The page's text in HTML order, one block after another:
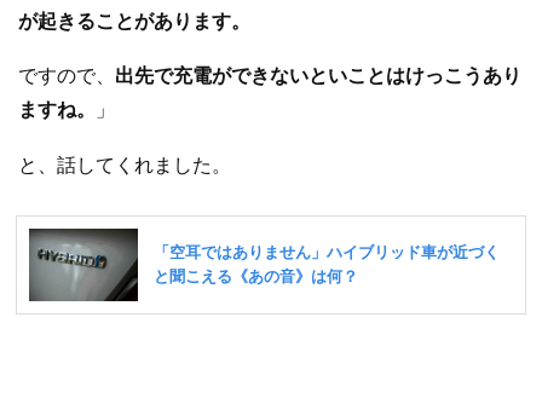
が起きることがあります。
ですので、 出先で充電ができないといことはけっこうあり
ますね。
」
と、話してくれました。